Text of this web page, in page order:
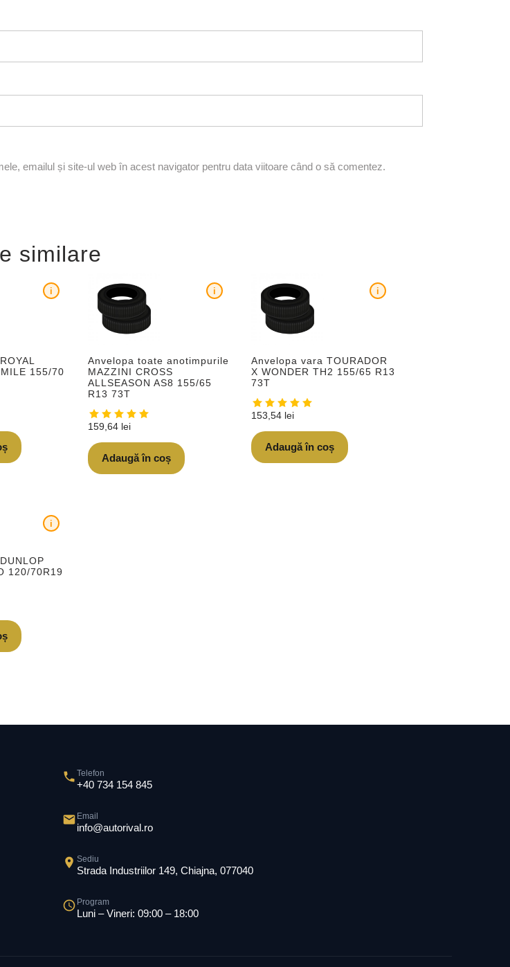
emailul și site-ul web în acest navigator pentru data viitoare când o să comentez.
similare
155/70
i
Anvelopa toate anotimpurile
MAZZINI CROSS
ALLSEASON AS8 155/65
R13 73T
i
159,64 lei
Adaugă în coș
Anvelopa vara TOURADOR
X WONDER TH2 155/65 R13
73T
i
153,54 lei
Adaugă în coș
120/70R19
i
Telefon
+40 734 154 845
Email
info@autorival.ro
Sediu
Strada Industriilor 149, Chiajna, 077040
Program
Luni – Vineri: 09:00 – 18:00